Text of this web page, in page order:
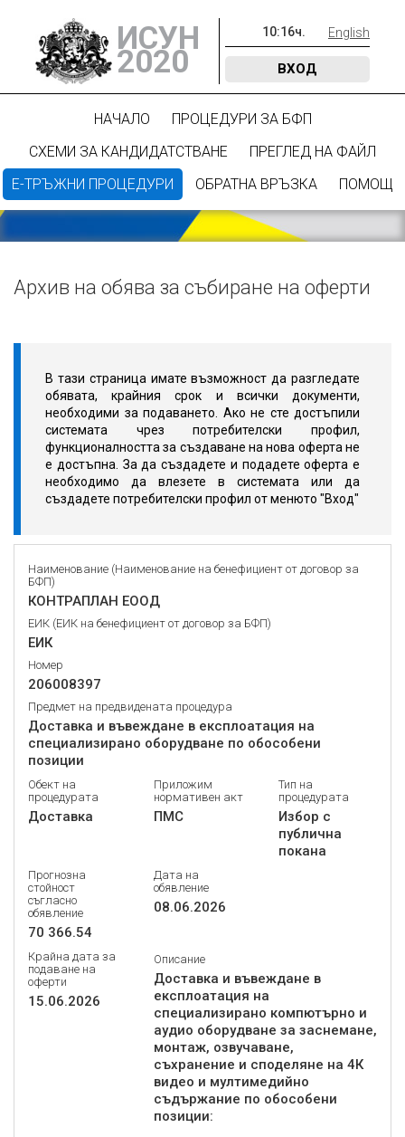
ИСУН
2020
10:16ч. English
ВХОД
НАЧАЛО
ПРОЦЕДУРИ ЗА БФП
СХЕМИ ЗА КАНДИДАТСТВАНЕ
ПРЕГЛЕД НА ФАЙЛ
Е-ТРЪЖНИ ПРОЦЕДУРИ
ОБРАТНА ВРЪЗКА ПОМОЩ
Архив на обява за събиране на оферти
В тази страница имате възможност да разгледате
обявата, крайния срок и всички документи,
необходими за подаването. Ако не сте достъпили
системата чрез потребителски профил,
функционалността за създаване на нова оферта не
е достъпна. За да създадете и подадете оферта е
необходимо да влезете в системата или да
създадете потребителски профил от менюто "Вход"
Наименование (Наименование на бенефициент от договор за
БФП)
КОНТРАПЛАН ЕООД
ЕИК (ЕИК на бенефициент от договор за БФП)
ЕИК
Номер
206008397
Предмет на предвидената процедура
Доставка и въвеждане в експлоатация на
специализирано оборудване по обособени
позиции
Обект на
процедурата
Доставка
Приложим
нормативен акт
ПМС
Тип на
процедурата
Избор с
публична
покана
Прогнозна
стойност
съгласно
обявление
70 366.54
Дата на
обявление
08.06.2026
Крайна дата за
подаване на
оферти
15.06.2026
Описание
Доставка и въвеждане в
експлоатация на
специализирано компютърно и
аудио оборудване за заснемане,
монтаж, озвучаване,
съхранение и споделяне на 4К
видео и мултимедийно
съдържание по обособени
позиции: